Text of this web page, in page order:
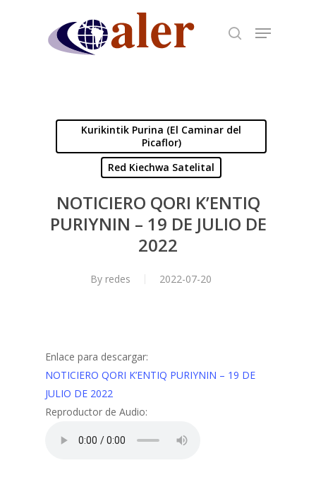
Kurikintik Purina (El Caminar del
Picaflor)
Red Kiechwa Satelital
NOTICIERO QORI K’ENTIQ
PURIYNIN – 19 DE JULIO DE
2022
By redes 2022-07-20
Enlace para descargar:
NOTICIERO QORI K’ENTIQ PURIYNIN – 19 DE
JULIO DE 2022
Reproductor de Audio: